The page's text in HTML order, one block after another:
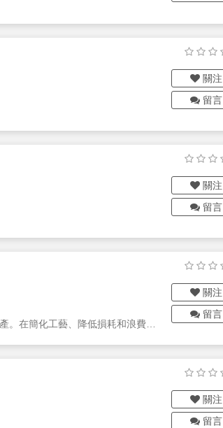
關注
留言
關注
留言
在簡化工藝、降低損耗和浪費的
關注
留言
關注
留言